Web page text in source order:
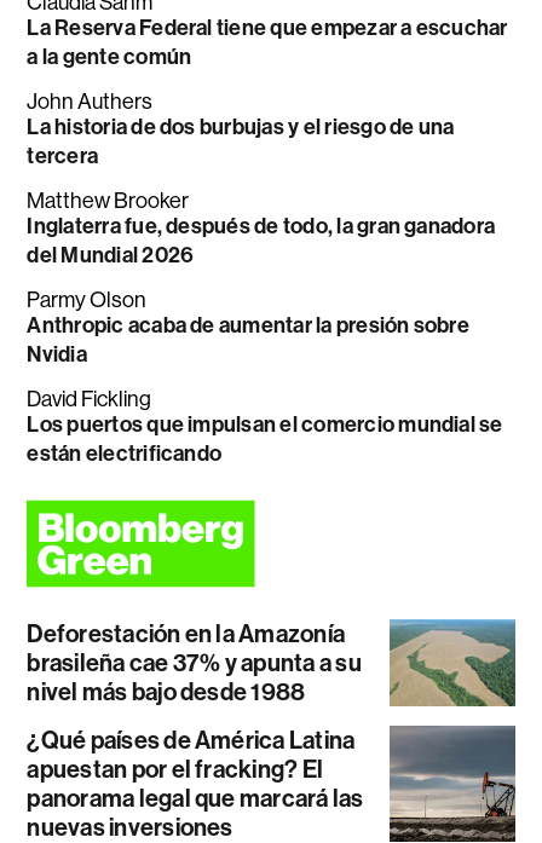
La Reserva Federal tiene que empezar a escuchar
a la gente común
John Authers
La historia de dos burbujas y el riesgo de una
tercera
Matthew Brooker
Inglaterra fue, después de todo, la gran ganadora
del Mundial 2026
Parmy Olson
Anthropic acaba de aumentar la presión sobre
Nvidia
David Fickling
Los puertos que impulsan el comercio mundial se
están electrificando
Deforestación en la Amazonía
brasileña cae 37% y apunta a su
nivel más bajo desde 1988
¿Qué países de América Latina
apuestan por el fracking? El
panorama legal que marcará las
nuevas inversiones